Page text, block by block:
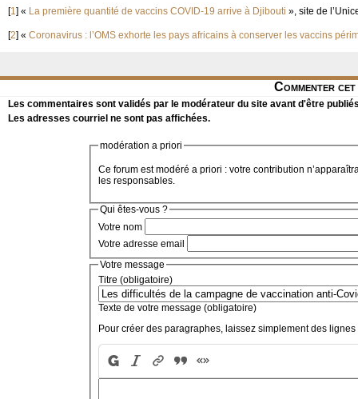
[1] « La première quantité de vaccins COVID-19 arrive à Djibouti », site de
[2] « Coronavirus : l’OMS exhorte les pays africains à conserver les vaccins
Commenter
Les commentaires sont validés par le modérateur du site avant d'être
Les adresses courriel ne sont pas affichées.
modération a priori
Ce forum est modéré a priori : votre contribution
les responsables.
Qui êtes-vous ?
Votre nom
Votre adresse email
Votre message
Titre (obligatoire)
Texte de votre message (obligatoire)
Pour créer des paragraphes, laissez simplement des lignes